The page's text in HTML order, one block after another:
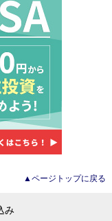
▲ページトップに戻る
み